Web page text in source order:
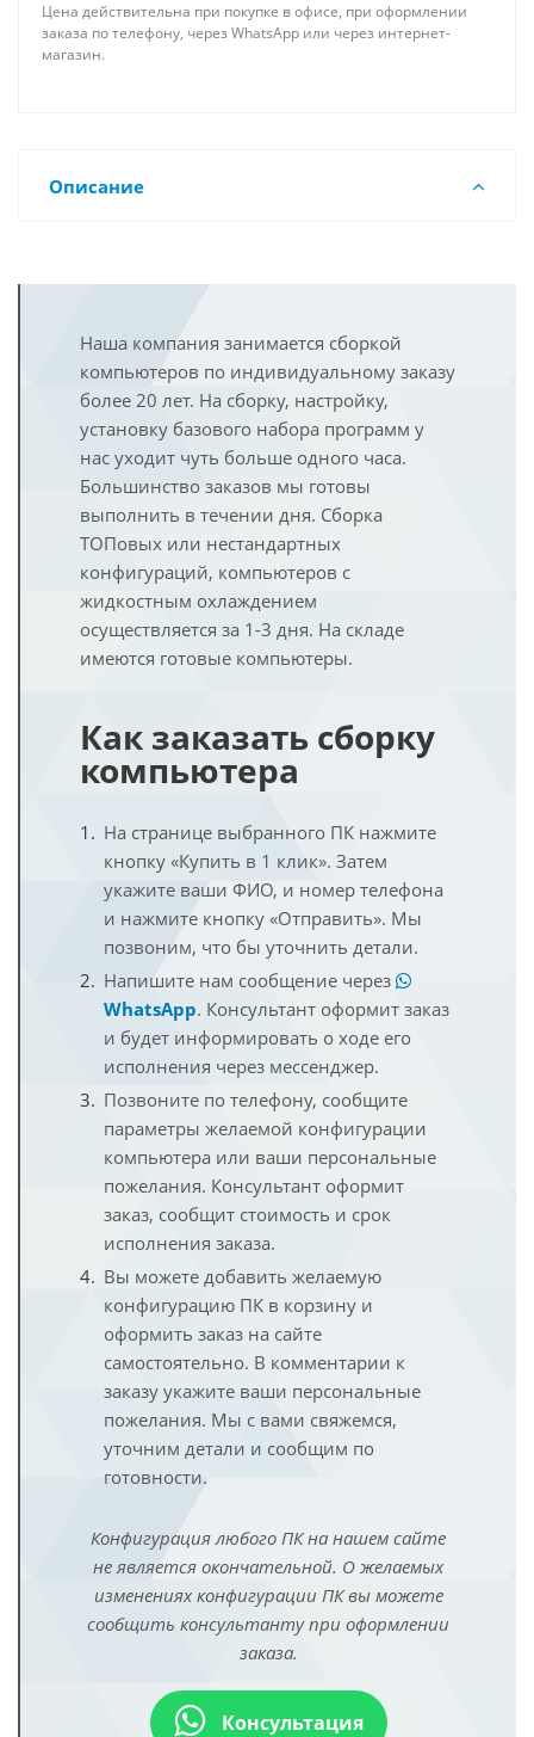
Цена действительна при покупке в офисе, при оформлении
заказа по телефону, через WhatsApp или через интернет-
магазин.
Описание
Наша компания занимается сборкой
компьютеров по индивидуальному заказу
более 20 лет. На сборку, настройку,
установку базового набора программ у
нас уходит чуть больше одного часа.
Большинство заказов мы готовы
выполнить в течении дня. Сборка
ТОПовых или нестандартных
конфигураций, компьютеров с
жидкостным охлаждением
осуществляется за 1-3 дня. На складе
имеются готовые компьютеры.
Как заказать сборку
компьютера
На странице выбранного ПК нажмите
кнопку «Купить в 1 клик». Затем
укажите ваши ФИО, и номер телефона
и нажмите кнопку «Отправить». Мы
позвоним, что бы уточнить детали.
Напишите нам сообщение через
WhatsApp. Консультант оформит заказ
и будет информировать о ходе его
исполнения через мессенджер.
Позвоните по телефону, сообщите
параметры желаемой конфигурации
компьютера или ваши персональные
пожелания. Консультант оформит
заказ, сообщит стоимость и срок
исполнения заказа.
Вы можете добавить желаемую
конфигурацию ПК в корзину и
оформить заказ на сайте
самостоятельно. В комментарии к
заказу укажите ваши персональные
пожелания. Мы с вами свяжемся,
уточним детали и сообщим по
готовности.
Конфигурация любого ПК на нашем сайте
не является окончательной. О желаемых
изменениях конфигурации ПК вы можете
сообщить консультанту при оформлении
заказа.
Консультация